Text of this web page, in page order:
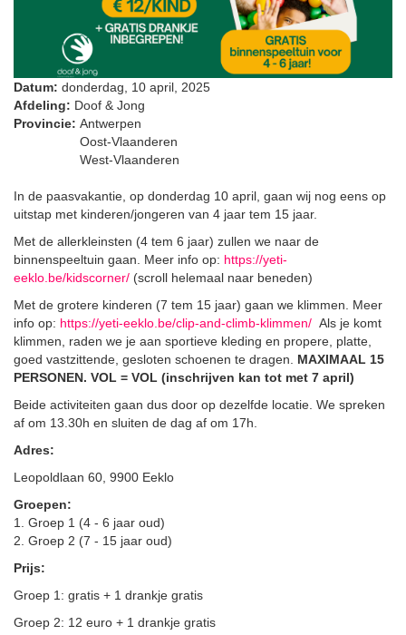
Datum: donderdag, 10 april, 2025
Afdeling: Doof & Jong
Provincie: Antwerpen
Oost-Vlaanderen
West-Vlaanderen
In de paasvakantie, op donderdag 10 april, gaan wij nog eens op
uitstap met kinderen/jongeren van 4 jaar tem 15 jaar.
Met de allerkleinsten (4 tem 6 jaar) zullen we naar de
binnenspeeltuin gaan. Meer info op: https://yeti-
eeklo.be/kidscorner/ (scroll helemaal naar beneden)
Met de grotere kinderen (7 tem 15 jaar) gaan we klimmen. Meer
info op: https://yeti-eeklo.be/clip-and-climb-klimmen/ Als je komt
klimmen, raden we je aan sportieve kleding en propere, platte,
goed vastzittende, gesloten schoenen te dragen. MAXIMAAL 15
PERSONEN. VOL = VOL (inschrijven kan tot met 7 april)
Beide activiteiten gaan dus door op dezelfde locatie. We spreken
af om 13.30h en sluiten de dag af om 17h.
Adres:
Leopoldlaan 60, 9900 Eeklo
Groepen:
1. Groep 1 (4 - 6 jaar oud)
2. Groep 2 (7 - 15 jaar oud)
Prijs:
Groep 1: gratis + 1 drankje gratis
Groep 2: 12 euro + 1 drankje gratis